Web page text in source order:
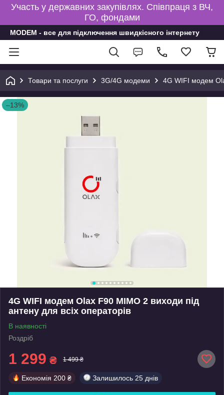
Участь у державних закупівлях. Співпраця з ВЧ,
ГО, фондами
MODEM - все для підключення швидкісного інтернету
Товари та послуги 3G/4G модеми 4G WIFI модем
–13%
4G WIFI модем Olax F90 MIMO 2 виходи під
антену для всіх операторів
В наявності
Роздріб
1 299 ₴ 1 499 ₴
Економія 200 ₴ Залишилось 25 днів